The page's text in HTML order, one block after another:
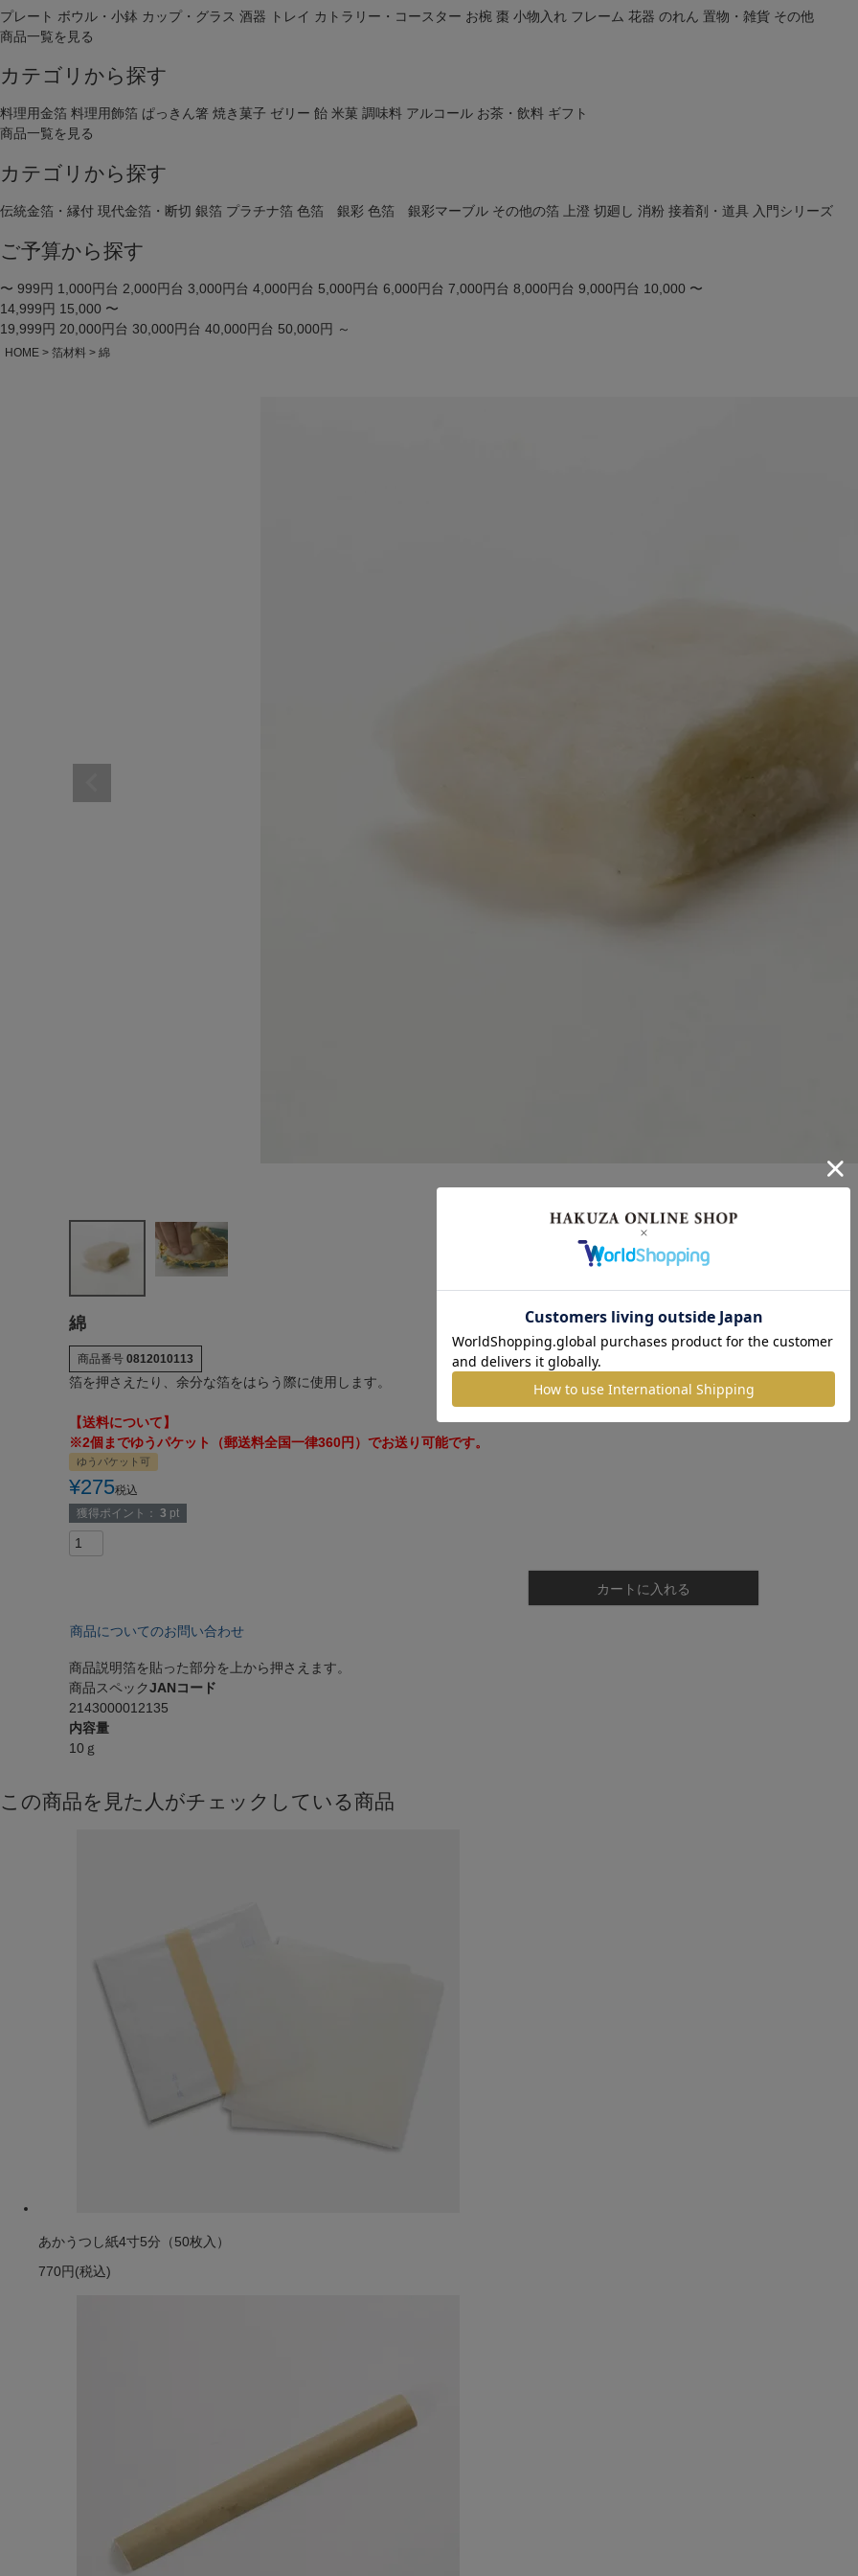
プレート ボウル・小鉢 カップ・グラス 酒器 トレイ カトラリー・コースター お椀 棗 小物入れ フレーム 花器 のれん 置物・雑貨 その他
商品一覧を見る
カテゴリから探す
料理用金箔 料理用飾箔 ぱっきん箸 焼き菓子 ゼリー 飴 米菓 調味料 アルコール お茶・飲料 ギフト
商品一覧を見る
カテゴリから探す
伝統金箔・縁付 現代金箔・断切 銀箔 プラチナ箔 色箔 銀彩 色箔 銀彩マーブル その他の箔 上澄 切廻し 消粉 接着剤・道具 入門シリーズ
ご予算から探す
〜 999円 1,000円台 2,000円台 3,000円台 4,000円台 5,000円台 6,000円台 7,000円台 8,000円台 9,000円台 10,000 〜
14,999円 15,000 〜
19,999円 20,000円台 30,000円台 40,000円台 50,000円 ～
HOME 箔材料 綿
綿
商品番号 0812010113
箔を押さえたり、余分な箔をはらう際に使用します。
【送料について】
※2個までゆうパケット（郵送料全国一律360円）でお送り可能です。
ゆうパケット可
¥275税込
獲得ポイント： 3 pt
カートに入れる
商品についてのお問い合わせ
商品説明箔を貼った部分を上から押さえます。
商品スペックJANコード
2143000012135
内容量
10ｇ
この商品を見た人がチェックしている商品
あかうつし紙4寸5分（50枚入）
770円 (税込)